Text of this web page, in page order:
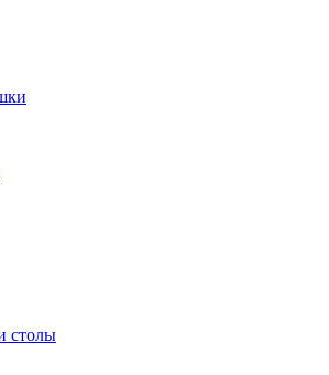
столы